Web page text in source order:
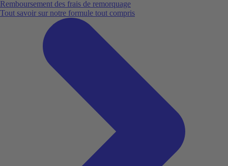
Remboursement des frais de remorquage
Tout savoir sur notre formule tout compris